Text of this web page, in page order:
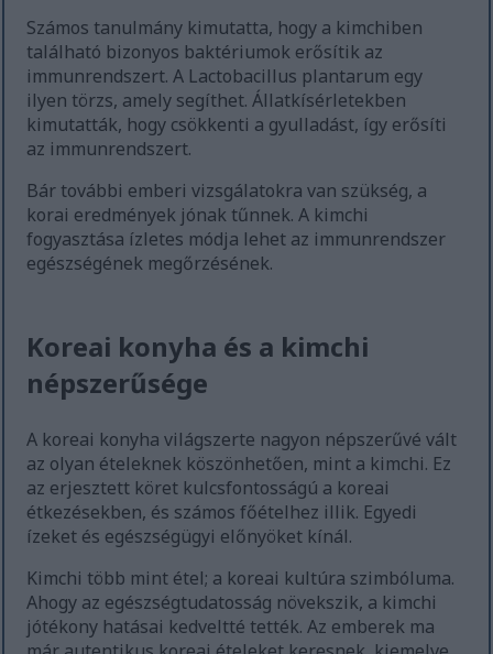
Számos tanulmány kimutatta, hogy a kimchiben
található bizonyos baktériumok erősítik az
immunrendszert. A Lactobacillus plantarum egy
ilyen törzs, amely segíthet. Állatkísérletekben
kimutatták, hogy csökkenti a gyulladást, így erősíti
az immunrendszert.
Bár további emberi vizsgálatokra van szükség, a
korai eredmények jónak tűnnek. A kimchi
fogyasztása ízletes módja lehet az immunrendszer
egészségének megőrzésének.
Koreai konyha és a kimchi
népszerűsége
A koreai konyha világszerte nagyon népszerűvé vált
az olyan ételeknek köszönhetően, mint a kimchi. Ez
az erjesztett köret kulcsfontosságú a koreai
étkezésekben, és számos főételhez illik. Egyedi
ízeket és egészségügyi előnyöket kínál.
Kimchi több mint étel; a koreai kultúra szimbóluma.
Ahogy az egészségtudatosság növekszik, a kimchi
jótékony hatásai kedveltté tették. Az emberek ma